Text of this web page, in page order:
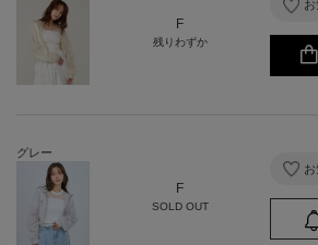
F
残りわずか
お
グレー
F
SOLD OUT
お